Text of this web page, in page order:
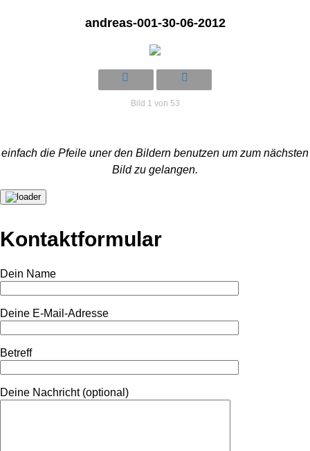
andreas-001-30-06-2012
Bild 1 von 53
einfach die Pfeile uner den Bildern benutzen um zum nächsten
Bild zu gelangen.
Kontaktformular
Dein Name
Deine E-Mail-Adresse
Betreff
Deine Nachricht (optional)